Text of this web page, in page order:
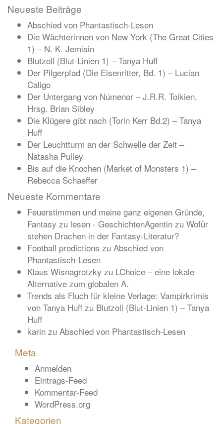
Neueste Beiträge
Abschied von Phantastisch-Lesen
Die Wächterinnen von New York (The Great Cities
1) – N. K. Jemisin
Blutzoll (Blut-Linien 1) – Tanya Huff
Der Pilgerpfad (Die Eisenritter, Bd. 1) – Lucian
Caligo
Der Untergang von Númenor – J.R.R. Tolkien,
Hrsg. Brian Sibley
Die Klügere gibt nach (Torin Kerr Bd.2) – Tanya
Huff
Der Leuchtturm an der Schwelle der Zeit –
Natasha Pulley
Bis auf die Knochen (Market of Monsters 1) –
Rebecca Schaeffer
Neueste Kommentare
Feuerstimmen und meine ganz eigenen Gründe,
Fantasy zu lesen - GeschichtenAgentin zu Wofür
stehen Drachen in der Fantasy-Literatur?
Football predictions zu Abschied von
Phantastisch-Lesen
Klaus Wisnagrotzky zu LChoice – eine lokale
Alternative zum globalen A.
Trends als Fluch für kleine Verlage: Vampirkrimis
von Tanya Huff zu Blutzoll (Blut-Linien 1) – Tanya
Huff
karin zu Abschied von Phantastisch-Lesen
Meta
Anmelden
Eintrags-Feed
Kommentar-Feed
WordPress.org
Kategorien